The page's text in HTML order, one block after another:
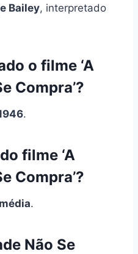
Bailey, interpretado
o filme ‘A
Compra’?
.
filme ‘A
Compra’?
.
Não Se